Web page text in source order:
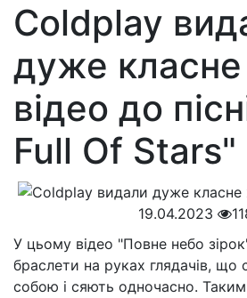
Coldplay
дуже
відео до
Full Of Stars"
19.04.2023
У цьому відео "Повне небо
браслети на руках глядачів, що
собою і сяють одночасно.